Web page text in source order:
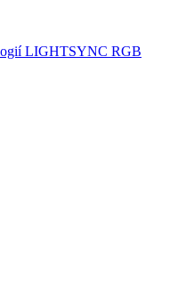
LIGHTSYNC RGB